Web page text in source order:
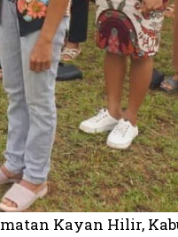
Kayan Hilir,